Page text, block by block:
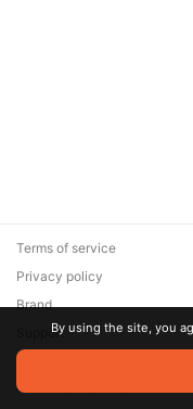
© 2026 Zaya Solutions
are the property of their
Terms of service
Privacy policy
Brand
SupportBy using the site, you